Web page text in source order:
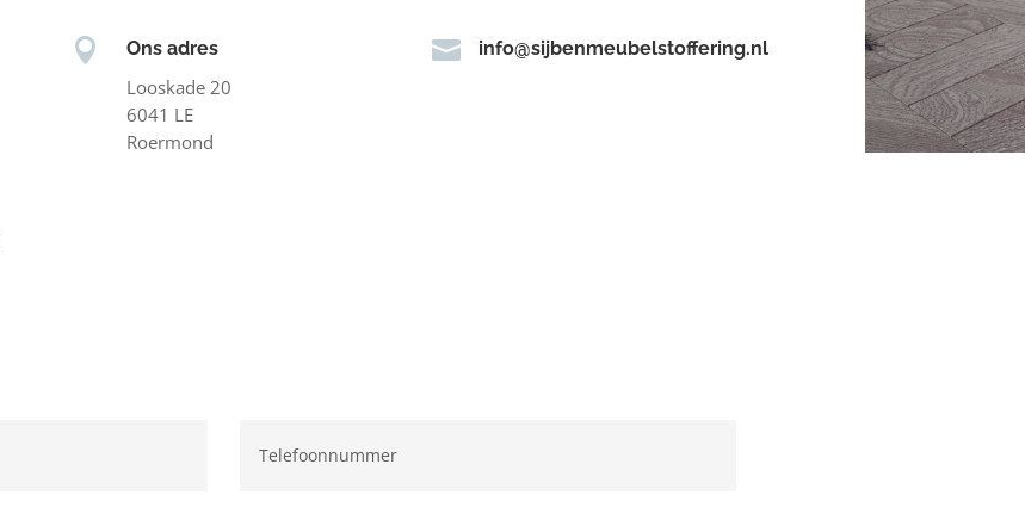
 Ons adres
Looskade 20
6041 LE
Roermond
 info@sijbenmeubelstoffering.nl